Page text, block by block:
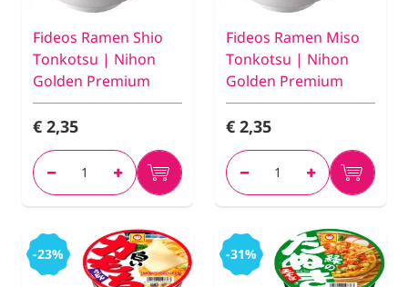
Fideos Ramen Shio
Tonkotsu | Nihon
Golden Premium
€ 2,35
Fideos Ramen Miso
Tonkotsu | Nihon
Golden Premium
€ 2,35
-23% -31%